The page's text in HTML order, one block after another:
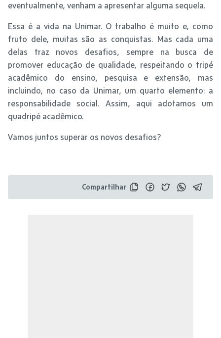
eventualmente, venham a apresentar alguma sequela.
Essa é a vida na Unimar. O trabalho é muito e, como
fruto dele, muitas são as conquistas. Mas cada uma
delas traz novos desafios, sempre na busca de
promover educação de qualidade, respeitando o tripé
acadêmico do ensino, pesquisa e extensão, mas
incluindo, no caso da Unimar, um quarto elemento: a
responsabilidade social. Assim, aqui adotamos um
quadripé acadêmico.
Vamos juntos superar os novos desafios?
Compartilhar